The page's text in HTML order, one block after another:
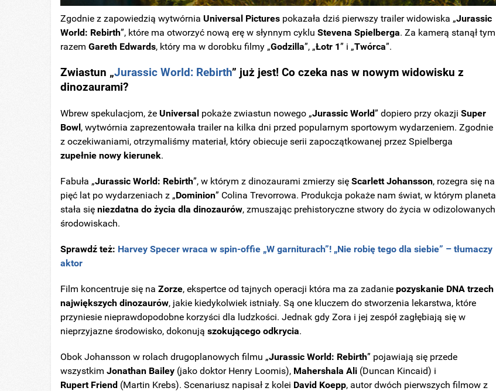
Zgodnie z zapowiedzią wytwórnia Universal Pictures pokazała dziś pierwszy trailer widowiska „Jurassic
World: Rebirth”, które ma otworzyć nową erę w słynnym cykluStevena Spielberga. Za kamerą stanął tym
razemGareth Edwards, który ma w dorobku filmy „Godzilla”, „Łotr 1” i „Twórca”.
Zwiastun „Jurassic World: Rebirth” już jest! Co czeka nas w nowym widowisku z
dinozaurami?
Wbrew spekulacjom, żeUniversal pokaże zwiastun nowego „Jurassic World” dopiero przy okazjiSuper
Bowl, wytwórnia zaprezentowała trailer na kilka dni przed popularnym sportowym wydarzeniem. Zgodnie
z oczekiwaniami, otrzymaliśmy materiał, który obiecuje serii zapoczątkowanej przez Spielberga
zupełnie nowy kierunek.
Fabuła „Jurassic World: Rebirth”, w którym z dinozaurami zmierzy sięScarlett Johansson, rozegra się na
pięć lat po wydarzeniach z „Dominion” Colina Trevorrowa. Produkcja pokaże nam świat, w którym planeta
stała sięniezdatna do życia dla dinozaurów, zmuszając prehistoryczne stwory do życia w odizolowanych
środowiskach.
Sprawdź też: Harvey Specer wraca w spin-offie „W garniturach”! „Nie robię tego dla siebie” – tłumaczy
aktor
Film koncentruje się naZorze, ekspertce od tajnych operacji która ma za zadanie pozyskanie DNA trzech
największych dinozaurów, jakie kiedykolwiek istniały. Są one kluczem do stworzenia lekarstwa, które
przyniesie nieprawdopodobne korzyści dla ludzkości. Jednak gdy Zora i jej zespół zagłębiają się w
nieprzyjazne środowisko, dokonująszokującego odkrycia.
Obok Johansson w rolach drugoplanowych filmu „Jurassic World: Rebirth” pojawiają się przede
wszystkimJonathan Bailey (jako doktor Henry Loomis), Mahershala Ali (Duncan Kincaid) i
Rupert Friend (Martin Krebs). Scenariusz napisał z kolei David Koepp, autor dwóch pierwszych filmow z